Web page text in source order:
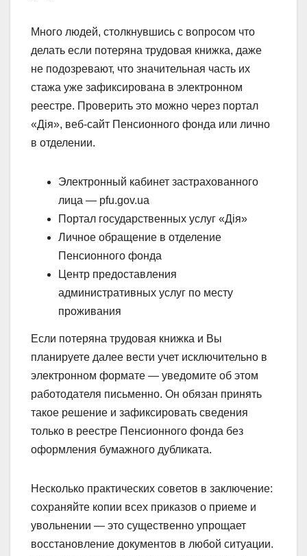
Много людей, столкнувшись с вопросом что
делать если потеряна трудовая книжка, даже
не подозревают, что значительная часть их
стажа уже зафиксирована в электронном
реестре. Проверить это можно через портал
«Дія», веб-сайт Пенсионного фонда или лично
в отделении.
Электронный кабинет застрахованного
лица — pfu.gov.ua
Портал государственных услуг «Дія»
Личное обращение в отделение
Пенсионного фонда
Центр предоставления
административных услуг по месту
проживания
Если потеряна трудовая книжка и Вы
планируете далее вести учет исключительно в
электронном формате — уведомите об этом
работодателя письменно. Он обязан принять
такое решение и зафиксировать сведения
только в реестре Пенсионного фонда без
оформления бумажного дубликата.
Несколько практических советов в заключение:
сохраняйте копии всех приказов о приеме и
увольнении — это существенно упрощает
восстановление документов в любой ситуации.